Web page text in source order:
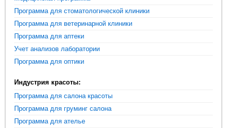
Программа для стоматологической клиники
Программа для ветеринарной клиники
Программа для аптеки
Учет анализов лаборатории
Программа для оптики
Индустрия красоты:
Программа для салона красоты
Программа для груминг салона
Программа для ателье